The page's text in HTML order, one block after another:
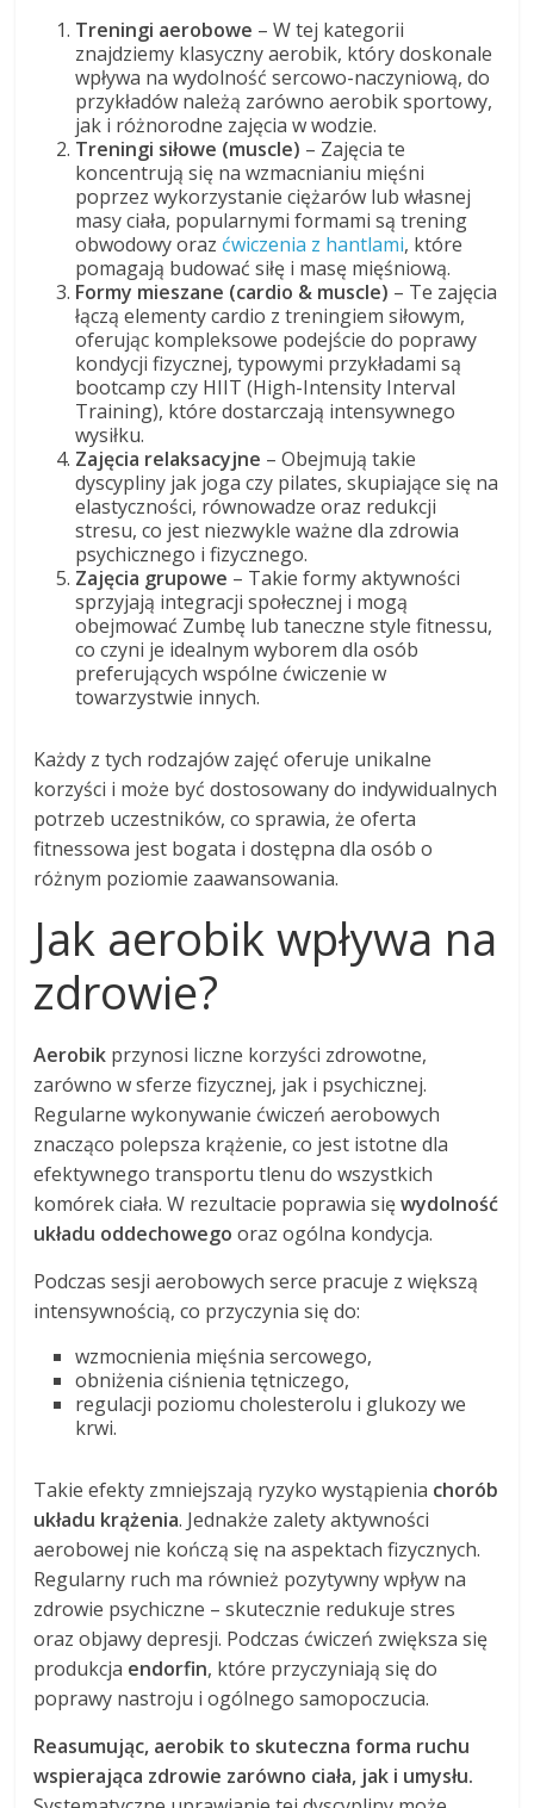
Treningi aerobowe – W tej kategorii
znajdziemy klasyczny aerobik, który doskonale
wpływa na wydolność sercowo-naczyniową, do
przykładów należą zarówno aerobik sportowy,
jak i różnorodne zajęcia w wodzie.
Treningi siłowe (muscle) – Zajęcia te
koncentrują się na wzmacnianiu mięśni
poprzez wykorzystanie ciężarów lub własnej
masy ciała, popularnymi formami są trening
obwodowy oraz ćwiczenia z hantlami, które
pomagają budować siłę i masę mięśniową.
Formy mieszane (cardio & muscle) – Te zajęcia
łączą elementy cardio z treningiem siłowym,
oferując kompleksowe podejście do poprawy
kondycji fizycznej, typowymi przykładami są
bootcamp czy HIIT (High-Intensity Interval
Training), które dostarczają intensywnego
wysiłku.
Zajęcia relaksacyjne – Obejmują takie
dyscypliny jak joga czy pilates, skupiające się na
elastyczności, równowadze oraz redukcji
stresu, co jest niezwykle ważne dla zdrowia
psychicznego i fizycznego.
Zajęcia grupowe – Takie formy aktywności
sprzyjają integracji społecznej i mogą
obejmować Zumbę lub taneczne style fitnessu,
co czyni je idealnym wyborem dla osób
preferujących wspólne ćwiczenie w
towarzystwie innych.
Każdy z tych rodzajów zajęć oferuje unikalne
korzyści i może być dostosowany do indywidualnych
potrzeb uczestników, co sprawia, że oferta
fitnessowa jest bogata i dostępna dla osób o
różnym poziomie zaawansowania.
Jak aerobik wpływa na
zdrowie?
Aerobik przynosi liczne korzyści zdrowotne,
zarówno w sferze fizycznej, jak i psychicznej.
Regularne wykonywanie ćwiczeń aerobowych
znacząco polepsza krążenie, co jest istotne dla
efektywnego transportu tlenu do wszystkich
komórek ciała. W rezultacie poprawia sięwydolność
układu oddechowego oraz ogólna kondycja.
Podczas sesji aerobowych serce pracuje z większą
intensywnością, co przyczynia się do:
wzmocnienia mięśnia sercowego,
obniżenia ciśnienia tętniczego,
regulacji poziomu cholesterolu i glukozy we
krwi.
Takie efekty zmniejszają ryzyko wystąpienia chorób
układu krążenia. Jednakże zalety aktywności
aerobowej nie kończą się na aspektach fizycznych.
Regularny ruch ma również pozytywny wpływ na
zdrowie psychiczne – skutecznie redukuje stres
oraz objawy depresji. Podczas ćwiczeń zwiększa się
produkcja endorfin, które przyczyniają się do
poprawy nastroju i ogólnego samopoczucia.
Reasumując, aerobik to skuteczna forma ruchu
wspierająca zdrowie zarówno ciała, jak i umysłu.